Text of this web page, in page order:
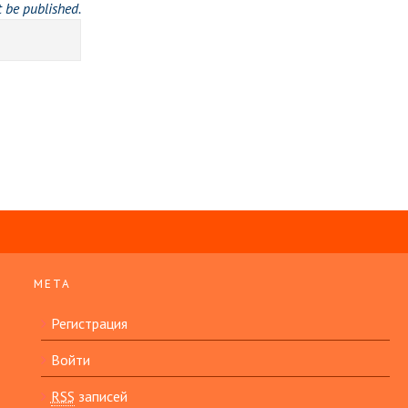
published.
МЕТА
Регистрация
Войти
RSS записей